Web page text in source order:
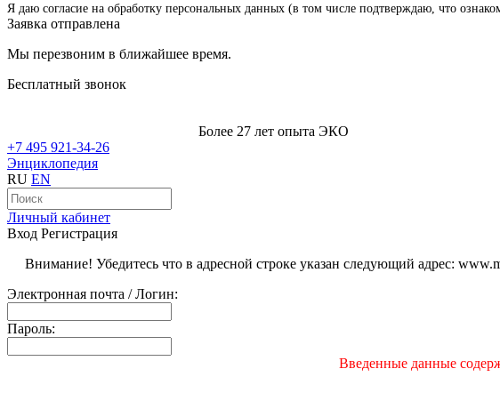
Я даю согласие на обработку персональных данных (в том числе подтверждаю, что
Заявка отправлена
Мы перезвоним в ближайшее время.
Бесплатный звонок
Более 27 лет опыта ЭКО
+7 495 921-34-26
Энциклопедия
RU EN
Личный кабинет
Вход Регистрация
Внимание! Убедитесь что в адресной строке указан следующий адрес:
Электронная почта / Логин:
Пароль:
Введенные данные